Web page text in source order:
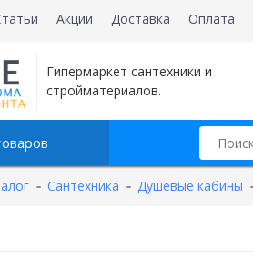
Акции Доставка Оплата
Гипермаркет сантехники и
стройматериалов.
Сантехника Душевые кабины